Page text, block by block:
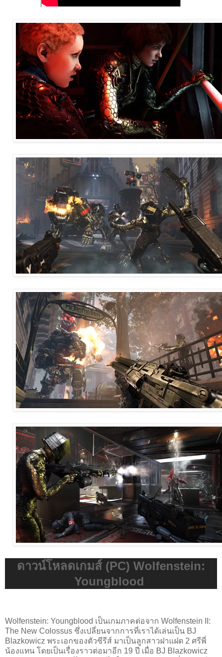
ดาวน์โหลดเกมส์ (PC) Wolfenstein:
Youngblood
Wolfenstein: Youngblood เป็นเกมภาคต่อจาก Wolfenstein II:
The New Colossus ซึ่งเปลี่ยนจากการที่เราได้เล่นเป็น BJ
Blazkowicz พระเอกของตัวซีรีส์ มาเป็นลูกสาวฝาแฝด 2 ศรีพี่
น้องแทน โดยเป็นเรื่องราวต่อมาอีก 19 ปี เมื่อ BJ Blazkowicz